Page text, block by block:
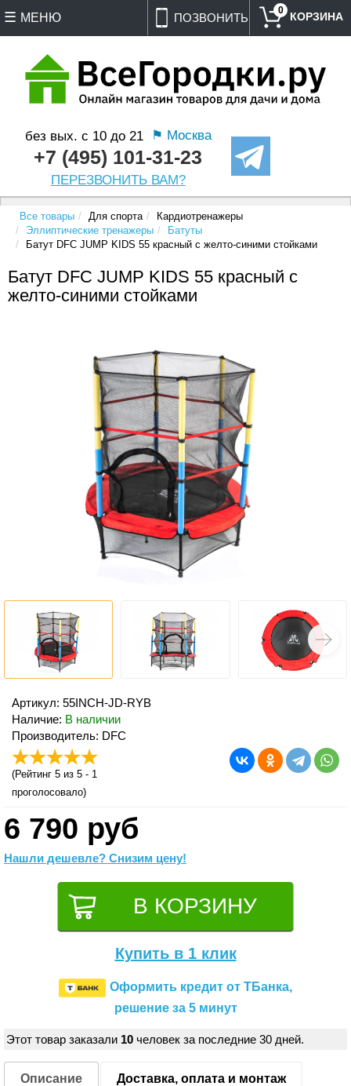
ПОЗВОНИТЬ
без вых. с 10 до 21 ⚑ Москва
+7 (495) 101-31-23
ПЕРЕЗВОНИТЬ ВАМ?
0
МЕНЮ
Все товары Для спорта
Кардиотренажеры
Эллиптические тренажеры
Батуты
Батут DFC JUMP KIDS 55 красный с желто-синими стойками
Батут DFC JUMP KIDS 55 красный с
желто-синими стойками
Артикул: 55INCH-JD-RYB
Наличие: В наличии
Производитель: DFC
(Рейтинг 5 из 5 - 1
проголосовало)
6 790 руб
Нашли дешевле? Снизим цену!
Купить в 1 клик
Оформить кредит от ТБанка,
решение за 5 минут
Этот товар заказали 10 человек за последние 30 дней.
Описание Доставка, оплата и монтаж